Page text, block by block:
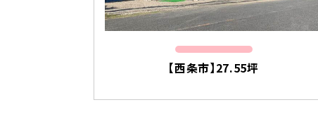
【西条市】27.55坪